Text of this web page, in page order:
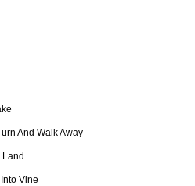
And Walk Away
Land
Vine